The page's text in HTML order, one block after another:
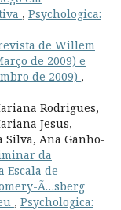
, Psychologica:
de Willem
de 2009) e
de 2009) ,
Rodrigues,
Jesus,
Silva, Ana Ganho-
da
Escala de
Ã…sberg
, Psychologica: